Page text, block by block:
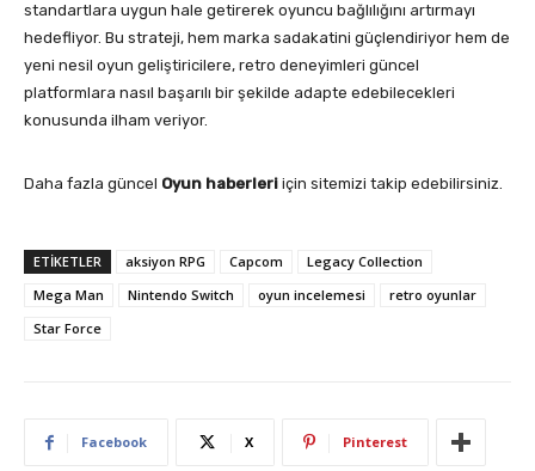
standartlara uygun hale getirerek oyuncu bağlılığını artırmayı
hedefliyor. Bu strateji, hem marka sadakatini güçlendiriyor hem de
yeni nesil oyun geliştiricilere, retro deneyimleri güncel
platformlara nasıl başarılı bir şekilde adapte edebilecekleri
konusunda ilham veriyor.
Daha fazla güncel Oyun haberleri için sitemizi takip edebilirsiniz.
ETIKETLER aksiyon RPG Capcom
Legacy Collection
Mega Man
Nintendo Switch oyun incelemesi
retro oyunlar
Star Force
Facebook X Pinterest